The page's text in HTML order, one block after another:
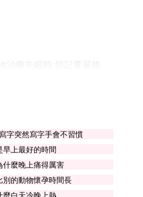
療失眠時,切記要嚴格
效果,除了葯物治療之
充沛，而長時間的睡
病。晚上在入睡後，
夜醒來的人有的人想
、生活當中遭受的壓
字突然寫字手會不習慣
早上最好的時間
什麼晚上痛得厲害
別的動物懷孕時間長
麼白天冷晚上熱